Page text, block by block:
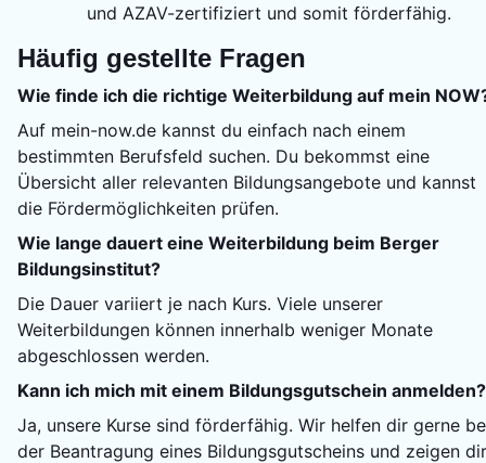
und AZAV-zertifiziert und somit förderfähig.
Häufig gestellte Fragen
Wie finde ich die richtige Weiterbildung auf mein
Auf mein-now.de kannst du einfach nach einem
bestimmten Berufsfeld suchen. Du bekommst eine
Übersicht aller relevanten Bildungsangebote und kannst
die Fördermöglichkeiten prüfen.
Wie lange dauert eine Weiterbildung beim Berger
Bildungsinstitut?
Die Dauer variiert je nach Kurs. Viele unserer
Weiterbildungen können innerhalb weniger Monate
abgeschlossen werden.
Kann ich mich mit einem Bildungsgutschein anmelden?
Ja, unsere Kurse sind förderfähig. Wir helfen dir gerne
der Beantragung eines Bildungsgutscheins und zeigen dir